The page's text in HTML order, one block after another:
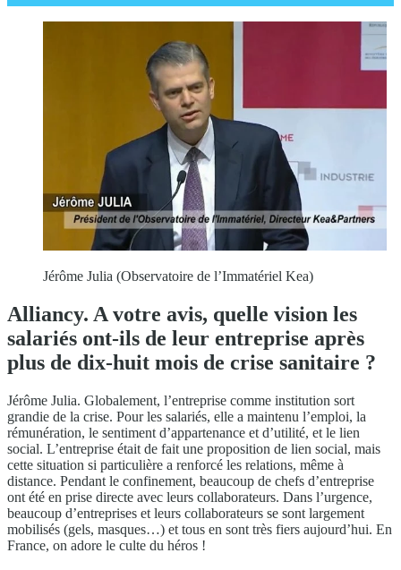
Jérôme Julia (Observatoire de l’Immatériel Kea)
Alliancy. A votre avis, quelle vision les
salariés ont-ils de leur entreprise après
plus de dix-huit mois de crise sanitaire ?
Jérôme Julia. Globalement, l’entreprise comme institution sort
grandie de la crise. Pour les salariés, elle a maintenu l’emploi, la
rémunération, le sentiment d’appartenance et d’utilité, et le lien
social. L’entreprise était de fait une proposition de lien social, mais
cette situation si particulière a renforcé les relations, même à
distance. Pendant le confinement, beaucoup de chefs d’entreprise
ont été en prise directe avec leurs collaborateurs. Dans l’urgence,
beaucoup d’entreprises et leurs collaborateurs se sont largement
mobilisés (gels, masques…) et tous en sont très fiers aujourd’hui. En
France, on adore le culte du héros !